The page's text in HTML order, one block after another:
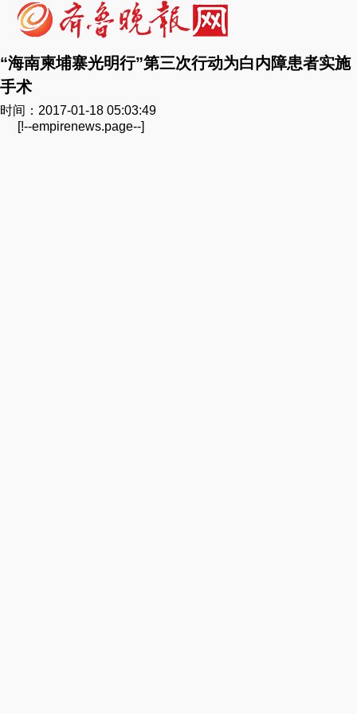
“海南柬埔寨光明行”第三次行动为白内障患者实施
手术
时间：2017-01-18 05:03:49
[!--empirenews.page--]